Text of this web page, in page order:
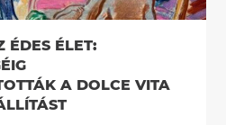
ÉDES ÉLET:
A DOLCE VITA